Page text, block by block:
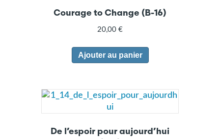
Courage to Change (B-16)
20,00 €
Ajouter au panier
De l’espoir pour aujourd’hui